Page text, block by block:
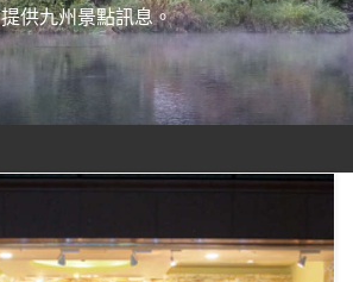
提供九州景點訊息。